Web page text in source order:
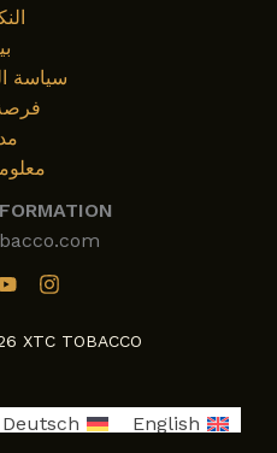
سياسة
XTC TOBACCO
English
Deutsch